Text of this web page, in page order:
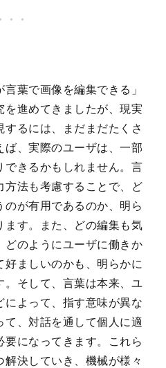
葉で画像を編集できる」
を進めてきましたが、現実
るには、まだまだたくさ
ば、実際のユーザは、一部
できるかもしれません。言
方法も考慮することで、ど
が有用であるのか、明ら
ます。また、どの編集も気
どのようにユーザに働きか
ましいのかも、明らかに
。そして、言葉は本来、ユ
によって、指す意味が異な
て、対話を通して個人に適
になってきます。これら
決していき、機械が様々